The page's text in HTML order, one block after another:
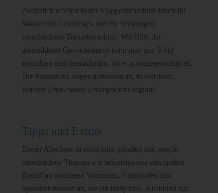
Zusätzlich werden in der Klappenbroschüre Ideen für
Wasser mit Geschmack und die Wirkungen
verschiedener Teesorten erklärt. Mit Hilfe der
abgebildeten Gewichtskurve kann man sein Kind
einordnen und herausfinden, ob es normalgewichtig ist.
Die Perzentilen zeigen außerdem an, in welchem
Bereich Über- sowie Untergewicht beginnt.
Tipps und Extras
Dieser Abschnitt ist recht kurz gehalten und spricht
verschiedene Themen wie beispielsweise den großen
Bedarf an wichtigen Vitaminen, Nährstoffen und
Spurenelementen an, die ein Baby bzw. Kleinkind hat.